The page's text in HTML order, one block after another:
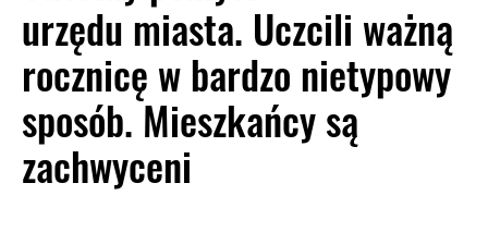
urzędu miasta. Uczcili ważną
rocznicę w bardzo nietypowy
sposób. Mieszkańcy są
zachwyceni